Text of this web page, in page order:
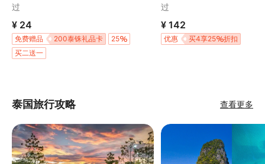
过
¥ 24
200泰铢礼品卡
免费赠品
25
买二送一
过
¥ 142
买4享25 折扣
优惠
泰国旅行攻略 查看更多